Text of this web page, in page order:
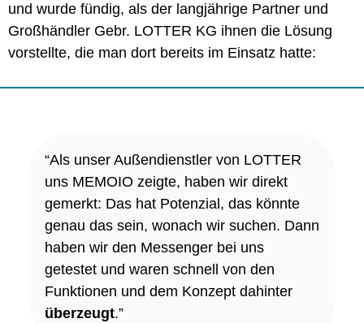
und wurde fündig, als der langjährige Partner und
Großhändler Gebr. LOTTER KG ihnen die Lösung
vorstellte, die man dort bereits im Einsatz hatte:
“Als unser Außendienstler von LOTTER
uns MEMOIO zeigte, haben wir direkt
gemerkt: Das hat Potenzial, das könnte
genau das sein, wonach wir suchen. Dann
haben wir den Messenger bei uns
getestet und waren schnell von den
Funktionen und dem Konzept dahinter
überzeugt.”